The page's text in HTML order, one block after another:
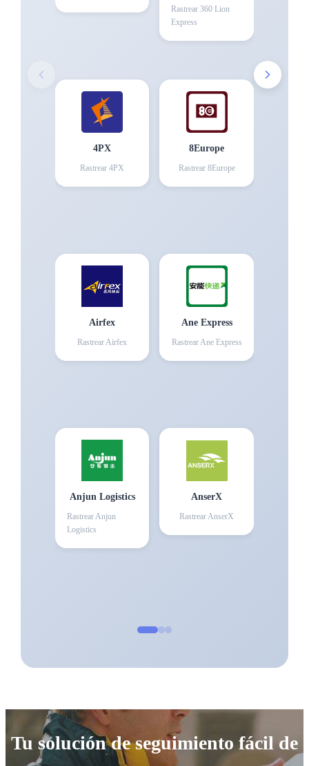
Rastrear 360 Lion
Express
4PX
Rastrear 4PX
8Europe
Rastrear 8Europe
Airfex
RastrearAirfex
Ane Express
RastrearAne Express
Anjun Logistics
RastrearAnjun
Logistics
AnserX
RastrearAnserX
Tu solución de seguimiento fácil de